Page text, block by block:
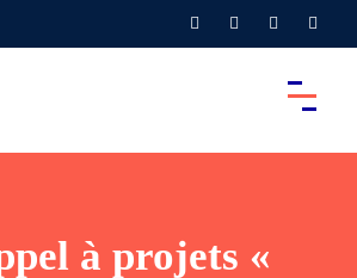
à projets «